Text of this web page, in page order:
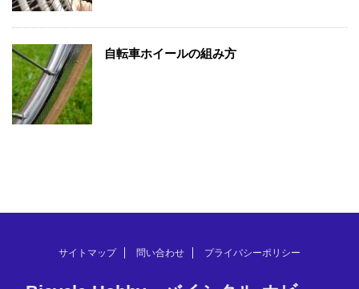
自転車ホイールの組み方
サイトマップ 問い合わせ プライバシーポリシー